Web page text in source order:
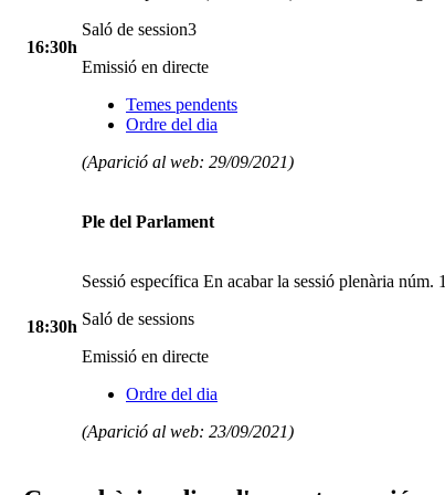
16:30h
Saló de session3
Emissió en directe
Temes pendents
Ordre del dia
(Aparició al web: 29/09/2021)
18:30h
Ple del Parlament
Sessió específica En acabar la sessió plenària núm.
Saló de sessions
Emissió en directe
Ordre del dia
(Aparició al web: 23/09/2021)